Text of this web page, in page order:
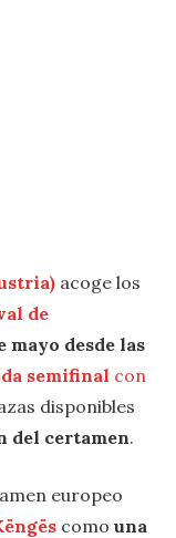
acoge los
de
mayo desde las
semifinal con
disponibles
del certamen.
europeo
como una